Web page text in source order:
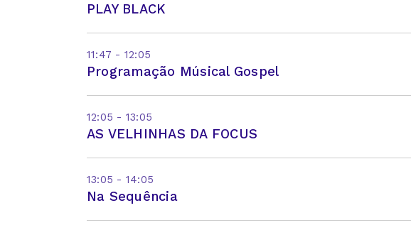
PLAY BLACK
11:47 - 12:05
Programação Músical Gospel
12:05 - 13:05
AS VELHINHAS DA FOCUS
13:05 - 14:05
Na Sequência